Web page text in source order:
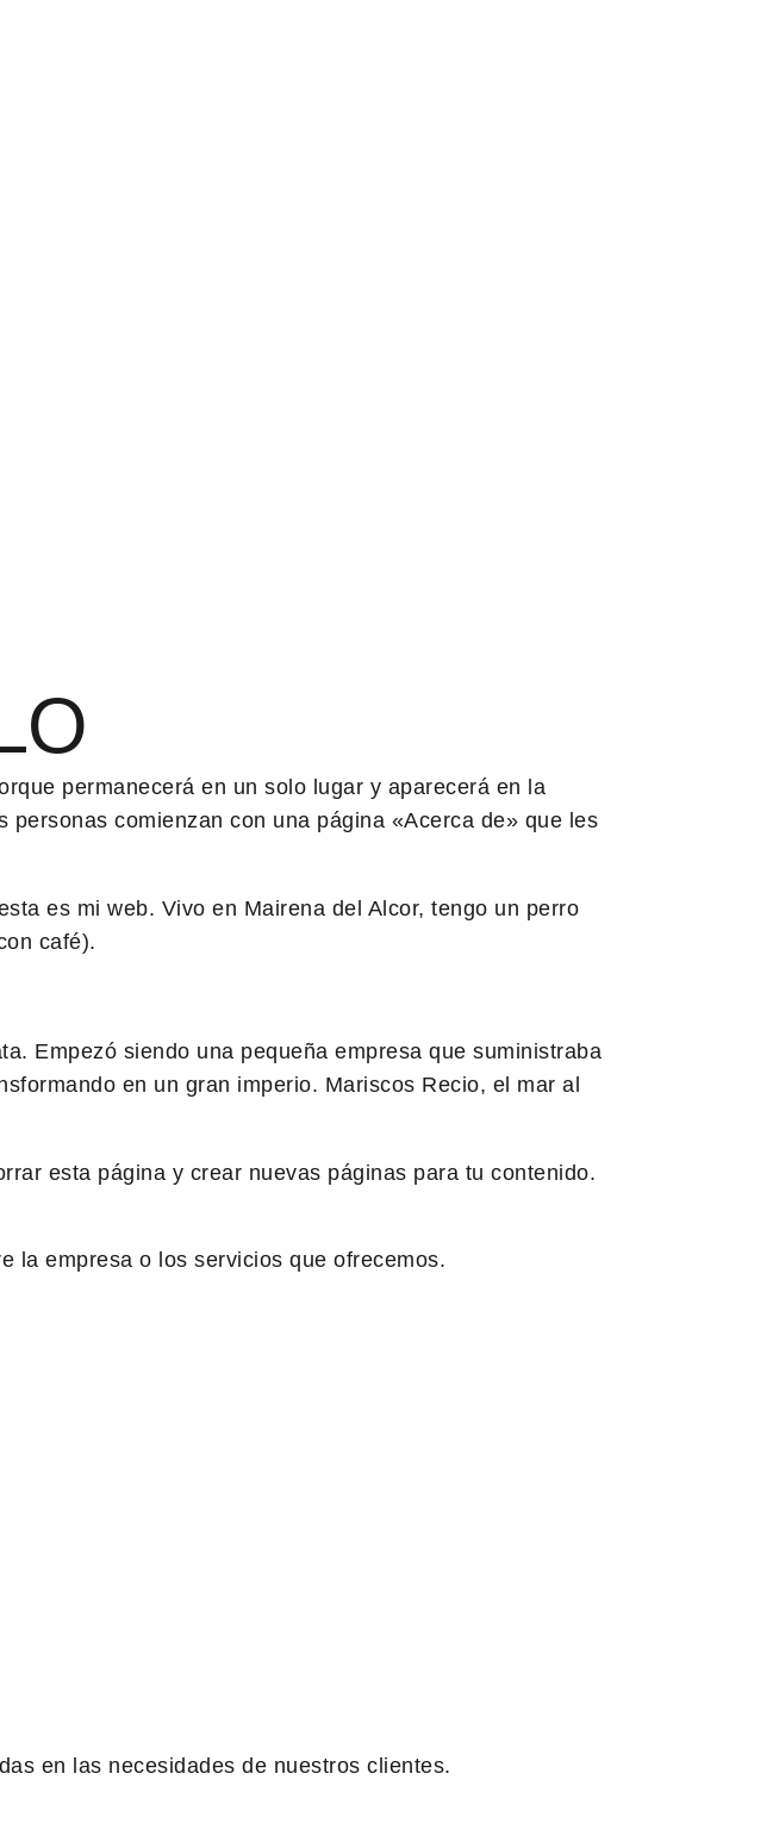
permanecerá en un solo lugar y aparecerá en la
comienzan con una página «Acerca de» que les
es mi web. Vivo en Mairena del Alcor, tengo un perro
café).
Empezó siendo una pequeña empresa que suministraba
en un gran imperio. Mariscos Recio, el mar al
esta página y crear nuevas páginas para tu contenido.
la empresa o los servicios que ofrecemos.
en las necesidades de nuestros clientes.